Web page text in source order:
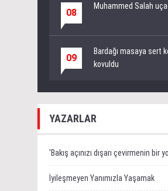
08
Muhammed Salah
09
Bardağı masaya sert
kovuldu
YAZARLAR
'Bakış açınızı dışarı çevirmenin bir
İyileşmeyen Yanımızla Yaşamak